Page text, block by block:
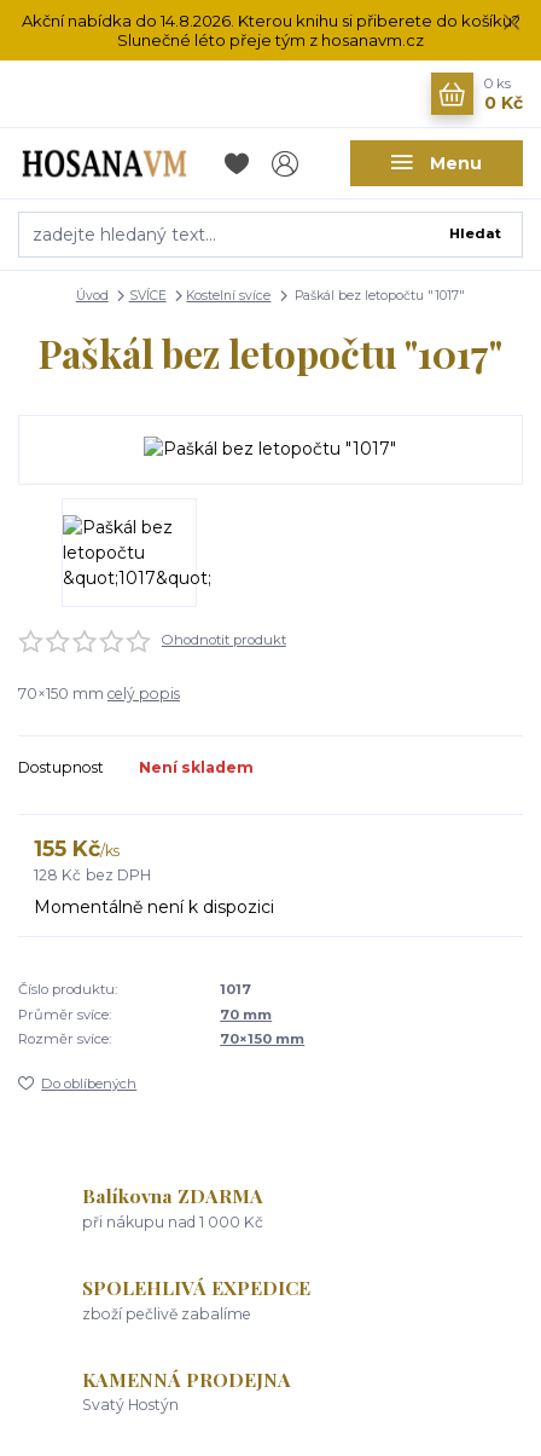
Akční nabídka do 14.8.2026. Kterou knihu si přiberete do košíku?
Slunečné léto přeje tým z hosanavm.cz
Menu
Hledat
0 ks
0 Kč
Úvod SVÍCE Kostelní svíce Paškál bez letopočtu "1017"
Paškál bez letopočtu "1017"
Ohodnotit produkt
70×150 mm celý popis
Dostupnost Není skladem
155 Kč/ks
128 Kč bez DPH
Momentálně není k dispozici
Číslo produktu:
1017
Průměr svíce:
70 mm
Rozměr svíce:
70×150 mm
Do oblíbených
Balíkovna ZDARMA
při nákupu nad 1 000 Kč
SPOLEHLIVÁ EXPEDICE
zboží pečlivě zabalíme
KAMENNÁ PRODEJNA
Svatý Hostýn